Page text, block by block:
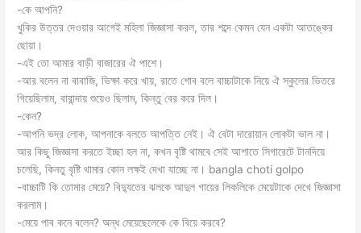
-কে আপনি?
খুকির উত্তর দেওয়ার আগেই মহিলা জিজ্ঞাসা করল, তার শব্দে কেমন যেন একটা আতঙ্কের
ছোয়া।
-এই তো আমার বাড়ী বাজারের ঐ পাশে।
-আর বলেন না বাবাজি, ভিক্ষা করে খায়, রাতে শোব বলে বাচ্চাটাকে নিয়ে ঐ স্কুলের ভিতরে
গিয়েছিলাম, বারান্দায় শুয়েও ছিলাম, কিন্তু বের করে দিল।
-কেন?
-আপনি ভদ্র লোক, আপনাকে বলতে আপত্তি নেই। ঐ বেটা দারোয়ান লোকটা ভাল না।
আর কিছু জিজ্ঞাসা করতে ইচ্ছা হল না, কখন বৃষ্টি থামবে সেই আশাতে সিগারেটে টানদিয়ে
চলেছি, কিনতু বৃষ্টি থামার কোন লক্ষই দেখা যাচ্ছে না। bangla choti golpo
-বাচ্চাটি কি তোমার মেয়ে? বিদ্যুতের ঝলকে আদুল গায়ের লিকলিকে মেয়েটাকে দেখে জিজ্ঞাসা
করলাম।
-মেয়ে পাব কনে বলেন? অন্ধ মেয়েছেলেকে কে বিয়ে করবে?